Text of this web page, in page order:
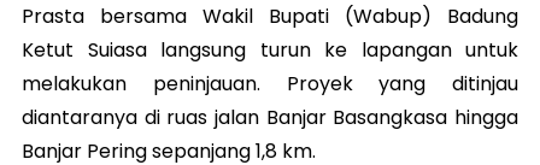
Prasta bersama Wakil Bupati (Wabup) Badung
Ketut Suiasa langsung turun ke lapangan untuk
melakukan peninjauan. Proyek yang ditinjau
diantaranya di ruas jalan Banjar Basangkasa hingga
Banjar Pering sepanjang 1,8 km.